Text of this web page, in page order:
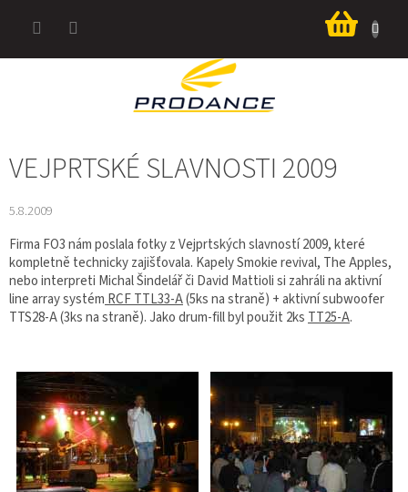
košík
VEJPRTSKÉ SLAVNOSTI 2009
5.8.2009
Firma FO3 nám poslala fotky z Vejprtských slavností 2009, které
kompletně technicky zajišťovala. Kapely Smokie revival, The Apples,
nebo interpreti Michal Šindelář či David Mattioli si zahráli na aktivní
line array systém RCF TTL33-A(5ks na straně) + aktivní subwoofer
TTS28-A (3ks na straně). Jako drum-fill byl použit 2ks TT25-A.